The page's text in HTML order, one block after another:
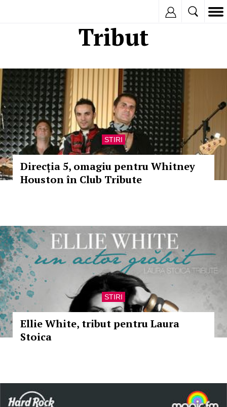
Tribut
STIRI
Direcția 5, omagiu pentru Whitney
Houston în Club Tribute
STIRI
Ellie White, tribut pentru Laura
Stoica